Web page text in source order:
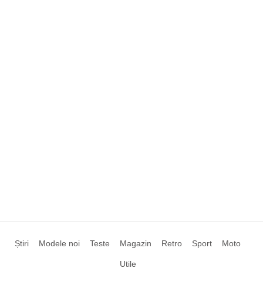
Știri Modele noi Teste Magazin Retro Sport Moto
Utile